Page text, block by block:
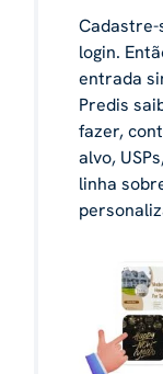
Cadastre-
login.
entrada
Predis
fazer,
alvo,
linha